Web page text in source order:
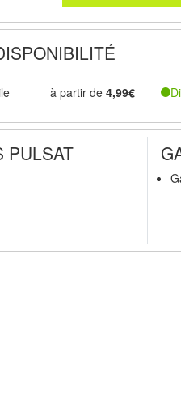
à partir de4,99€
PULSAT